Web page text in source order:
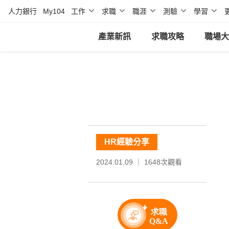
人力銀行 My104 工作 求職 職涯 測驗 學習
產業新訊 求職攻略 職場
HR經驗分享
2024.01.09 ｜ 1648次觀看